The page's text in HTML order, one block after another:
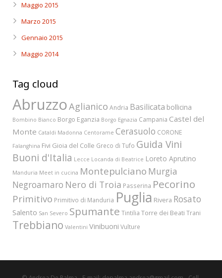
Maggio 2015
Marzo 2015
Gennaio 2015
Maggio 2014
Tag cloud
AbruzzoAglianico Andria Basilicata bollicina
Bombino Bianco Borgo Eganzia Borgo Egnazia Campania Castel del
Monte Cataldi Madonna Centorame Cerasuolo CORONE
Falanghina Fivi Gioia del Colle Greco di Tufo Guida Vini
Buoni d'Italia Lecce Locanda di Beatrice Loreto Aprutino
Manduria Meet in cucina Montepulciano Murgia
Negroamaro Nero di Troia Passerina Pecorino
Primitivo Primitivo di Manduria Puglia Rivera Rosato
Salento San Severo Spumante Tintilia Torre dei Beati Trani
Trebbiano Valentini Vinibuoni Vulture